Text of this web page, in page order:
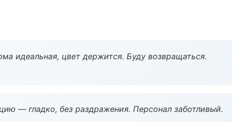
идеальная, цвет держится. Буду возвращаться.
— гладко, без раздражения. Персонал заботливый.